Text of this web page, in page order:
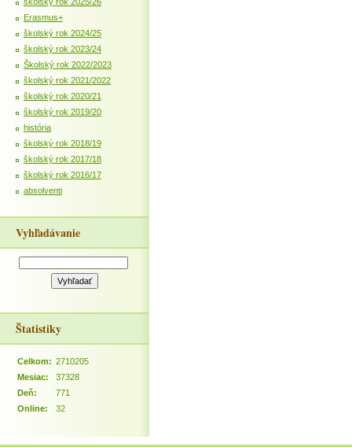
Erasmus+
školský rok 2024/25
školský rok 2023/24
Školský rok 2022/2023
školský rok 2021/2022
školský rok 2020/21
školský rok 2019/20
história
školský rok 2018/19
školský rok 2017/18
školský rok 2016/17
absolventi
Vyhľadávanie
Štatistiky
Online: 32
Celkom: 2710205
Mesiac:
37328
Deň:
771